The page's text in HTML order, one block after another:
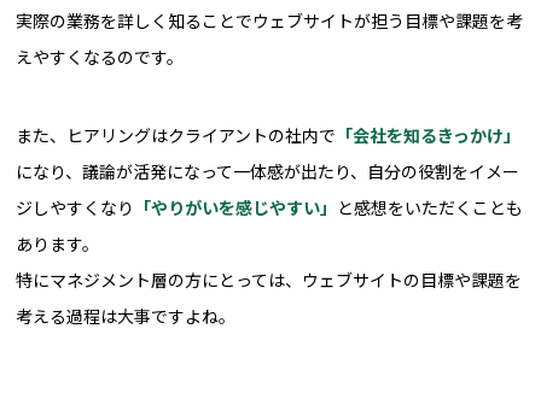
実際の業務を詳しく知ることでウェブサイトが担う目標や課題を考
えやすくなるのです。
また、ヒアリングはクライアントの社内で 「会社を知るきっかけ」
になり、議論が活発になって一体感が出たり、自分の役割をイメー
ジしやすくなり 「やりがいを感じやすい」 と感想をいただくことも
あります。
特にマネジメント層の方にとっては、ウェブサイトの目標や課題を
考える過程は大事ですよね。